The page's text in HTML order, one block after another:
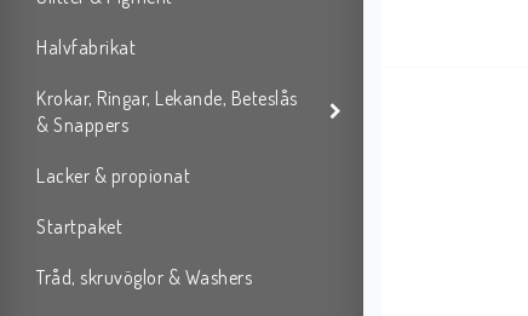
Halvfabrikat
Krokar, Ringar, Lekande, Beteslås
& Snappers
Lacker & propionat
Startpaket
Tråd, skruvöglor & Washers